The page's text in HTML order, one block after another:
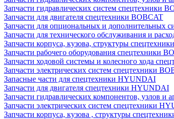
Запчасти гидравлических систем спецтехники
Запчасти для двигателя спецтехники BOBCAT
Запчасти для опциональных и дополнительных
Запчасти для технического обслуживания и
Запчасти корпуса, кузова, структуры
Запчасти рабочего оборудования спецтехники
Запчасти ходовой системы и колесного хода
Запчасти электрических систем спецтехники
Запасные части для спецтехники HYUNDAI
Запчасти для двигателя спецтехники HYUNDAI
Запчасти гидравлических компонентов, узлов и
Запчасти электрических систем спецтехники
Запчасти корпуса, кузова , структуры